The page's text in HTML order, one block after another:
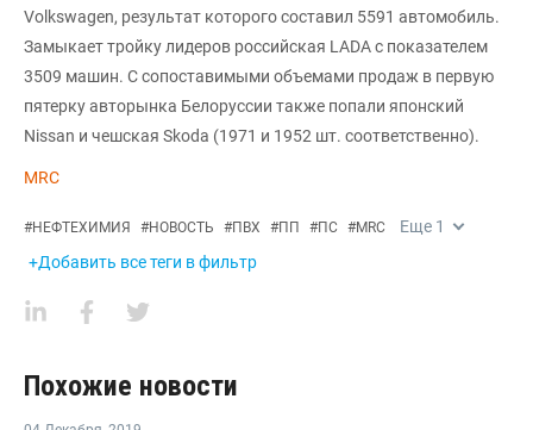
Volkswagen, результат которого составил 5591 автомобиль.
Замыкает тройку лидеров российская LADA с показателем
3509 машин. С сопоставимыми объемами продаж в первую
пятерку авторынка Белоруссии также попали японский
Nissan и чешская Skoda (1971 и 1952 шт. соответственно).
MRC
#НЕФТЕХИМИЯ #НОВОСТЬ #ПВХ #ПП #ПС #MRC Еще 1
+Добавить все теги в фильтр
Похожие новости